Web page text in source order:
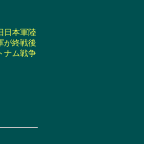
日本軍陸
が終戦後
ナム戦争